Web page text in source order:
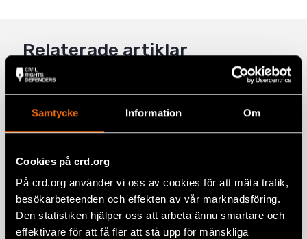
Samtycke Information Om
Cookies på crd.org
På crd.org använder vi oss av cookies för att mäta trafik,
besökarbeteenden och effekten av vår marknadsföring.
Den statistiken hjälper oss att arbeta ännu smartare och
effektivare för att få fler att stå upp för mänskliga
Mail
Relaterade artiklar
Prideparad i Bosnien och Hercegovina
samlade hundratals för lika
BOSNIEN-HERCEGOVINA
3 juli 2026
Sverige underminerar mänskliga
rättigheter i Europa